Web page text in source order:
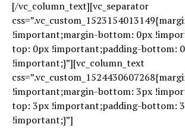
[/vc_column_text][vc_separator
!important;margin-bottom: 0px
top: 0px !important;padding-bottom:
!important;}”][vc_column_text
!important;margin-bottom: 3px
top: 3px !important;padding-bottom:
!important;}”]